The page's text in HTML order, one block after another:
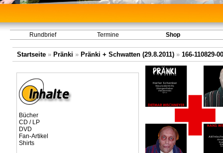
Rundbrief Termine Shop
Startseite» Pränki » Pränki + Schwatten (29.8.2011)» 166-110829-
Bücher
CD / LP
DVD
Fan-Artikel
Shirts